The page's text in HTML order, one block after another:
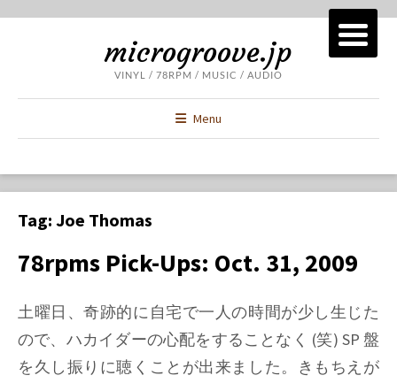
microgroove.jp
VINYL / 78RPM / MUSIC / AUDIO
Menu
Tag: Joe Thomas
78rpms Pick-Ups: Oct. 31, 2009
土曜日、奇跡的に自宅で一人の時間が少し生じた
ので、ハカイダーの心配をすることなく (笑) SP 盤
を久し振りに聴くことが出来ました。きもちえが